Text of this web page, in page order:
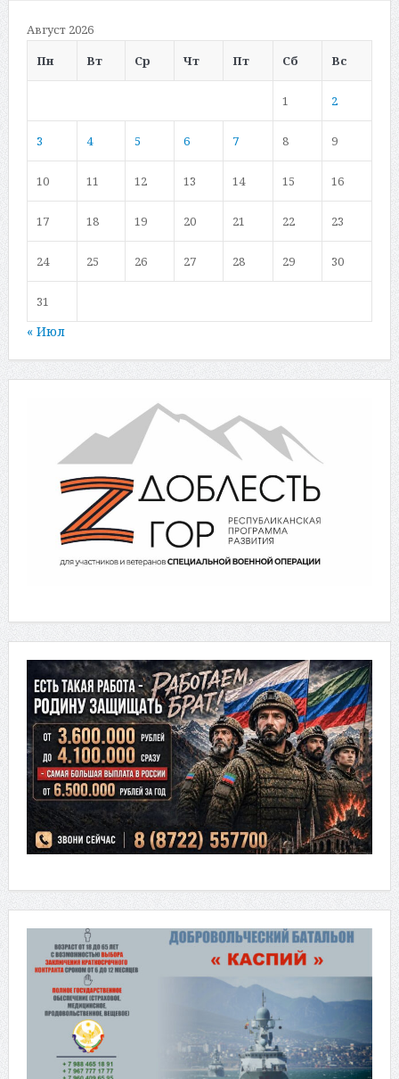
Август 2026
Пн
Вт Ср Чт Пт Сб Вс
1 2
3 4 5 6 7 8 9
10 11 12 13 14 15 16
17 18 19 20 21 22 23
24 25 26 27 28 29 30
31
« Июл